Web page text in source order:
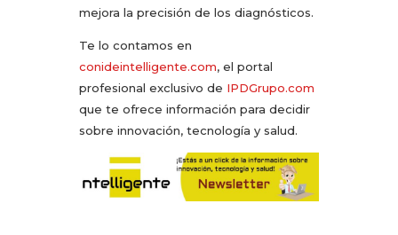
mejora la precisión de los diagnósticos.
Te lo contamos en
conideintelligente.com, el portal
profesional exclusivo de IPDGrupo.com
que te ofrece información para decidir
sobre innovación, tecnología y salud.